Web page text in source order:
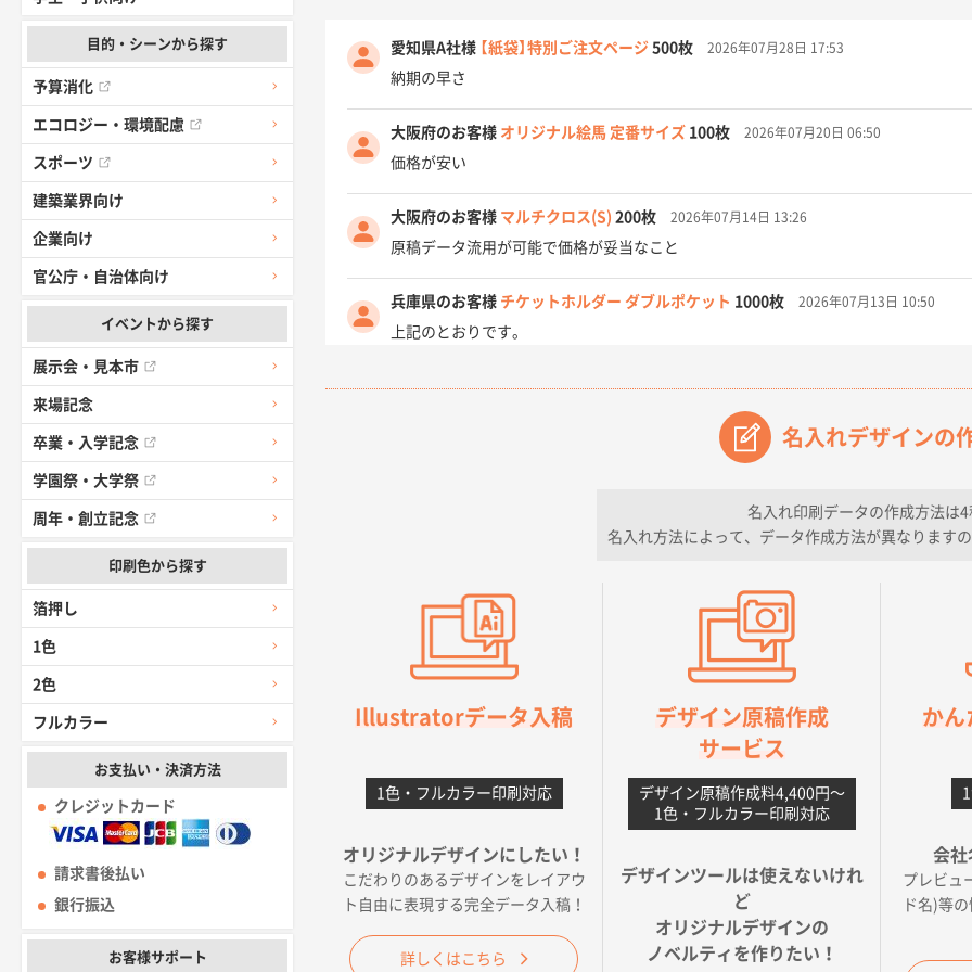
目的・シーンから探す
予算消化
エコロジー・環境配慮
スポーツ
建築業界向け
企業向け
官公庁・自治体向け
イベントから探す
展示会・見本市
来場記念
卒業・入学記念
学園祭・大学祭
周年・創立記念
印刷色から探す
箔押し
1色
2色
フルカラー
お支払い・決済方法
クレジットカード
請求書後払い
銀行振込
お客様サポート
愛知県A社様 【紙袋】特別ご注文ページ 500枚 2026年07月28日 17:53
納期の早さ
大阪府のお客様 オリジナル絵馬 定番サイズ 100枚 2026年07月20日 06:50
価格が安い
大阪府のお客様 マルチクロス(S) 200枚 2026年07月14日 13:26
原稿データ流用が可能で価格が妥当なこと
兵庫県のお客様 チケットホルダー ダブルポケット 1000枚 2026年07月13日 10:50
上記のとおりです。
愛知県I社様 【オーダー商品】特別ご注文ページ043000枚 2026年07月03日 09:23
価格 大丈夫そうな会社に見えた
大阪府のお客様 A4フルカラークリアファイル 1000枚 2026年06月11日 14:46
前回使用して良かった。
高知県I社様 【ポリ】特別ご注文ページ 1000枚 2026年06月08日 17:38
愛媛県S社様 不織布フラットバッグ（A4縦サイズ）1000枚 2026年05月25日 15:10
佐賀県A社様 ベーシックサコッシュ 2026年05月23日 16:24
希望の商品（今回発注分）が一番安かったため
名入れデザインの
名入れ印刷データの作成方法は4
名入れ方法によって、データ作成方法が異なります
Illustratorデータ入稿
1色・フルカラー印刷対応
オリジナルデザインにしたい！
こだわりのあるデザインをレイアウ
ト自由に表現する完全データ入稿！
詳しくはこちら
デザイン原稿作成
サービス
デザイン原稿作成料4,400円〜
1色・フルカラー印刷対応
デザインツールは使えないけれ
ど
オリジナルデザインの
ノベルティを作りたい！
かん
会社
プレビュ
ド名)等